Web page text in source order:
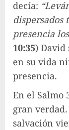
decía:
dispersados
presencia
10:35) David
en su vida
presencia.
En el Salmo
gran
salvación